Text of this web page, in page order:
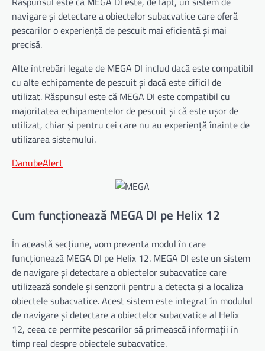
navigare și detectare a obiectelor subacvatice care oferă
pescarilor o experiență de pescuit mai eficientă și mai
precisă.
Alte întrebări legate de MEGA DI includ dacă este compatibil
cu alte echipamente de pescuit și dacă este dificil de
utilizat. Răspunsul este că MEGA DI este compatibil cu
majoritatea echipamentelor de pescuit și că este ușor de
utilizat, chiar și pentru cei care nu au experiență înainte de
utilizarea sistemului.
DanubeAlert
Cum funcționează MEGA DI pe Helix 12
În această secțiune, vom prezenta modul în care
funcționează MEGA DI pe Helix 12. MEGA DI este un sistem
de navigare și detectare a obiectelor subacvatice care
utilizează sondele și senzorii pentru a detecta și a localiza
obiectele subacvatice. Acest sistem este integrat în modulul
de navigare și detectare a obiectelor subacvatice al Helix
12, ceea ce permite pescarilor să primească informații în
timp real despre obiectele subacvatice.